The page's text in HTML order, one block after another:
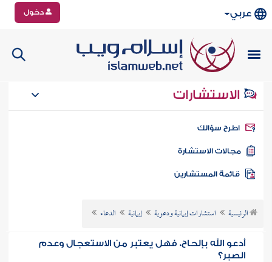
عربي دخول
الاستشارات
سؤالك
الاستشارة
الرئيسية استشارات إيمانية ودعوية إيمانية الدعاء
أدعو الله بإلحاح، فهل يعتبر من الاستعجال وعدم
الصبر؟